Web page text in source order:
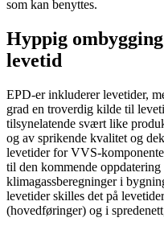
som kan benyttes.
Hyppig
levetid
EPD-er inkluderer levetider,
grad en troverdig kilde til
tilsynelatende svært like
og av sprikende kvalitet og
levetider for VVS-
til den kommende oppdatering
klimagassberegninger i
levetider skilles det på
(hovedføringer) og i